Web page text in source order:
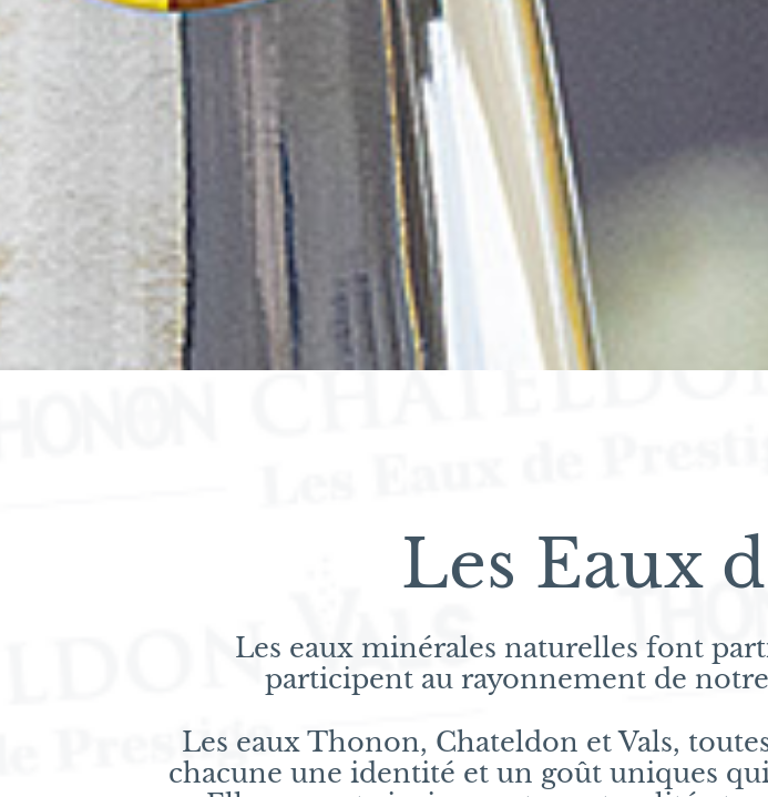
Les Eaux
Les eaux minérales naturelles font
participent au rayonnement de
Les eaux Thonon, Chateldon et Vals,
chacune une identité et un goût uniques